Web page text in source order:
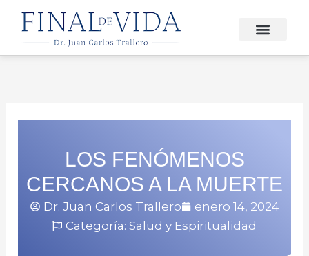
contenido
LOS FENÓMENOS
CERCANOS A LA MUERTE
Dr. Juan Carlos Trallero
enero 14, 2024
Categoría: Salud y Espiritualidad